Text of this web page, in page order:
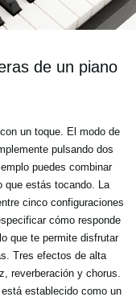
de un piano
un toque. El modo de
pulsando dos
puedes combinar
que estás tocando. La
cinco configuraciones
cómo responde
que te permite disfrutar
Tres efectos de alta
reverberación y chorus.
establecido como un